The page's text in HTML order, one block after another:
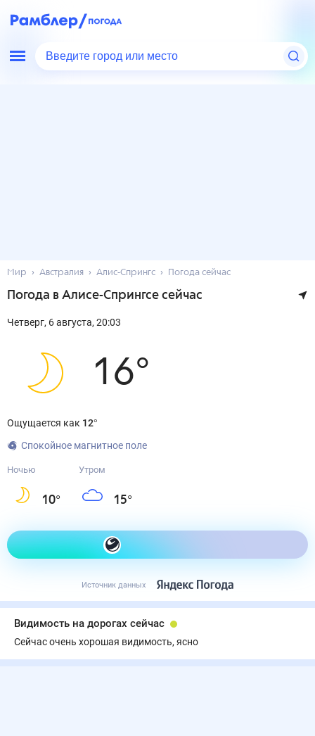
Введите город или место
Мир Австралия Алис-Спрингс Погода сейчас
Погода в Алисе-Спрингсе сейчас
Четверг, 6августа, 20:03
16°
Ощущается как 12°
Спокойное магнитное поле
Ночью
10°
Утром
15°
Как одеться сегодня
Источник данных
Видимость на дорогах сейчас
Сейчас очень хорошая видимость, ясно